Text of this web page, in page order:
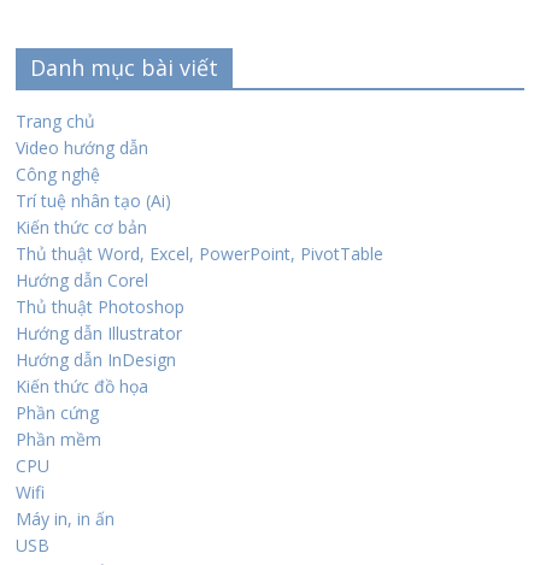
Danh mục bài viết
Trang chủ
Video hướng dẫn
Công nghệ
Trí tuệ nhân tạo (Ai)
Kiến thức cơ bản
Thủ thuật Word, Excel, PowerPoint, PivotTable
Hướng dẫn Corel
Thủ thuật Photoshop
Hướng dẫn Illustrator
Hướng dẫn InDesign
Kiến thức đồ họa
Phần cứng
Phần mềm
CPU
Wifi
Máy in, in ấn
USB